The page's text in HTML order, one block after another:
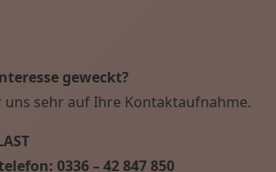
geweckt?
sehr auf Ihre Kontaktaufnahme.
0336 – 42 847 850